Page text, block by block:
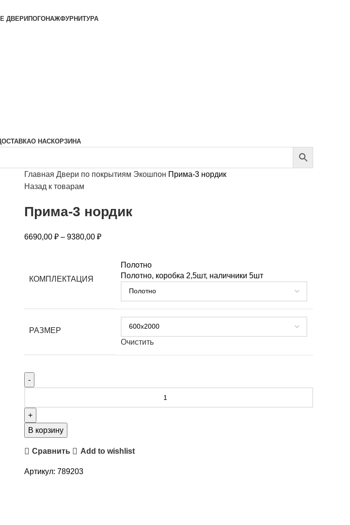
ДВЕРИ ПОГОНАЖФУРНИТУРА
О НАСКОРЗИНА
Главная Двери по покрытиям Экошпон Прима-3 нордик
Назад к товарам
Прима-3 нордик
6690,00 ₽ – 9380,00 ₽
КОМПЛЕКТАЦИЯ
Полотно
Полотно, коробка 2,5шт, наличники 5шт
РАЗМЕР
Очистить
В корзину
Сравнить Add to wishlist
Артикул: 789203